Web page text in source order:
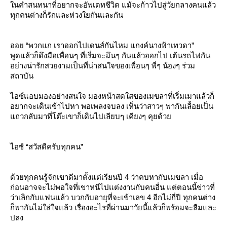
นคำสนทนาที่อยากจะอัพเดทชีวิต แม้จะก้าวไปสู่วัยกลางคนแล้ว
ทุกคนต่างก็รักและห่วงใยกันและกัน
ออย “พวกแก เราออกไปเดนส์กันไหม แกงค์นางฟ้าเทวดา”
พูดแล้วก็ดึงมือเพื่อนๆ ที่เริ่มจะมึนๆ กันแล้วออกไป เต้นรถไฟกัน
อย่างน่ารักสวยงามเป็นที่น่าสนใจของเพื่อนๆ พี่ๆ น้องๆ ร่วม
สถาบัน
ไอซ์แอบมองอย่างสนใจ มองหน้าสดใสของเมขลาที่เริ่มเมาแล้วก็
อยากจะเดินเข้าไปหา พอเพลงจบลง เห็นว่าสาวๆ พากันเลื้อยเป็น
ถวกลับมาที่โต๊ะเขาก็เดินไปเลียบๆ เคียงๆ คุยด้ว
ไอซ์ “สวัสดีครับทุกคน”
ด้วยทุกคนรู้จักเขาดีมาตั้งแต่เรียนปี 4 ว่าคบหากับเมขลา เมื่อ
ก่อนอาจจะไม่พอใจที่เขาหนีไปแต่งงานกับคนอื่น แต่ตอนนี้ข่าวที่
ว่าเลิกกับแฟนแล้ว บวกกับอายุที่จะเข้าเลข 4 อีกไม่กี่ปี ทุกคนต่าง
ก็พากันไม่ใส่ใจแล้ว เรื่องอะไรที่ผ่านมาวัยนี้แล้วก็พร้อมจะลืมและ
ปลง